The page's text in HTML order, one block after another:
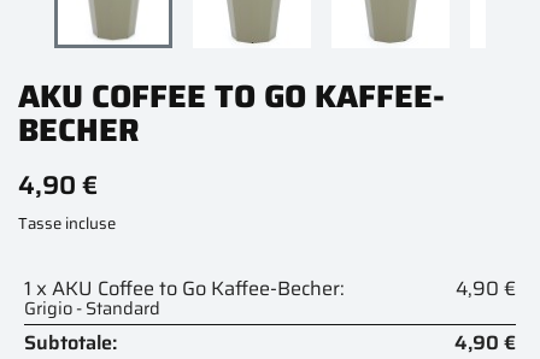
AKU COFFEE TO GO KAFFEE-
BECHER
4,90 €
Tasse incluse
1 x AKU Coffee to Go Kaffee-Becher:
Grigio - Standard
4,90 €
Subtotale:
4,90 €